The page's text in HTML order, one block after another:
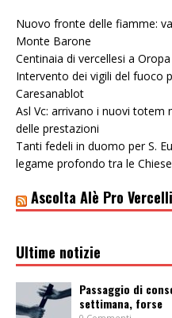
Nuovo fronte delle fiamme:
Monte Barone
Centinaia di vercellesi a
Intervento dei vigili del fuoco
Caresanablot
Asl Vc: arrivano i nuovi totem
delle prestazioni
Tanti fedeli in duomo per S.
legame profondo tra le
Ascolta Alè Pro
Ultime notizie
Passaggio di
settimana, forse